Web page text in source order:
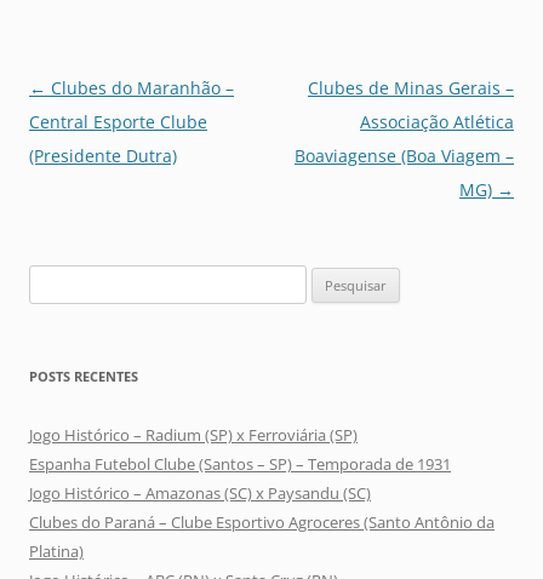
Navegação
de
posts
← Clubes do Maranhão –
Central Esporte Clube
(Presidente Dutra)
Clubes de Minas Gerais –
Associação Atlética
Boaviagense (Boa Viagem –
MG) →
por:
POSTS RECENTES
Jogo Histórico – Radium (SP) x Ferroviária (SP)
Espanha Futebol Clube (Santos – SP) – Temporada de 1931
Jogo Histórico – Amazonas (SC) x Paysandu (SC)
Clubes do Paraná – Clube Esportivo Agroceres (Santo Antônio da
Platina)